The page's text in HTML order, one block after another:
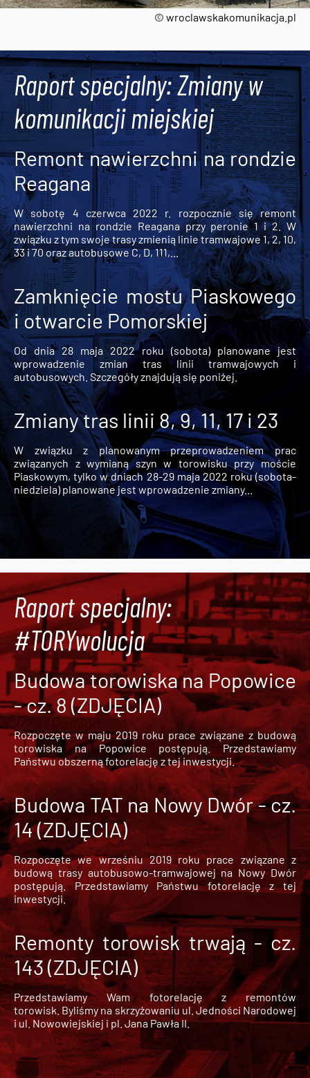
© wroclawskakomunikacja.pl
Raport specjalny: Zmiany w
komunikacji miejskiej
Remont nawierzchni na rondzie
Reagana
W sobotę 4 czerwca 2022 r. rozpocznie się remont
nawierzchni na rondzie Reagana przy peronie 1 i 2. W
związku z tym swoje trasy zmienią linie tramwajowe 1, 2, 10,
33 i 70 oraz autobusowe C, D, 111,...
Zamknięcie mostu Piaskowego
i otwarcie Pomorskiej
Od dnia 28 maja 2022 roku (sobota) planowane jest
wprowadzenie zmian tras linii tramwajowych i
autobusowych. Szczegóły znajdują się poniżej.
Zmiany tras linii 8, 9, 11, 17 i 23
W związku z planowanym przeprowadzeniem prac
związanych z wymianą szyn w torowisku przy moście
Piaskowym, tylko w dniach 28-29 maja 2022 roku (sobota-
niedziela) planowane jest wprowadzenie zmiany...
Raport specjalny:
#TORYwolucja
Budowa torowiska na Popowice
- cz. 8 (ZDJĘCIA)
Rozpoczęte w maju 2019 roku prace związane z budową
torowiska na Popowice
postępują. Przedstawiamy
Państwu obszerną fotorelację z tej inwestycji.
Budowa TAT na Nowy Dwór - cz.
14 (ZDJĘCIA)
Rozpoczęte we wrześniu 2019 roku prace związane z
budową trasy autobusowo-tramwajowej na Nowy Dwór
postępują. Przedstawiamy Państwu fotorelację z tej
inwestycji.
Remonty torowisk trwają - cz.
143 (ZDJĘCIA)
Przedstawiamy Wam fotorelację z remontów
torowisk. Byliśmy na skrzyżowaniu ul. Jedności Narodowej
i ul. Nowowiejskiej i pl. Jana Pawła II.